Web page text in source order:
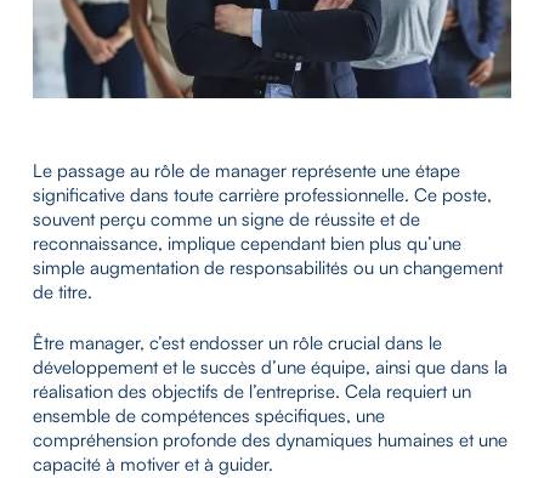
Le passage au rôle de manager représente une étape
significative dans toute carrière professionnelle. Ce poste,
souvent perçu comme un signe de réussite et de
reconnaissance, implique cependant bien plus qu’une
simple augmentation de responsabilités ou un changement
de titre.
Être manager, c’est endosser un rôle crucial dans le
développement et le succès d’une équipe, ainsi que dans la
réalisation des objectifs de l’entreprise. Cela requiert un
ensemble de compétences spécifiques, une
compréhension profonde des dynamiques humaines et une
capacité à motiver et à guider.